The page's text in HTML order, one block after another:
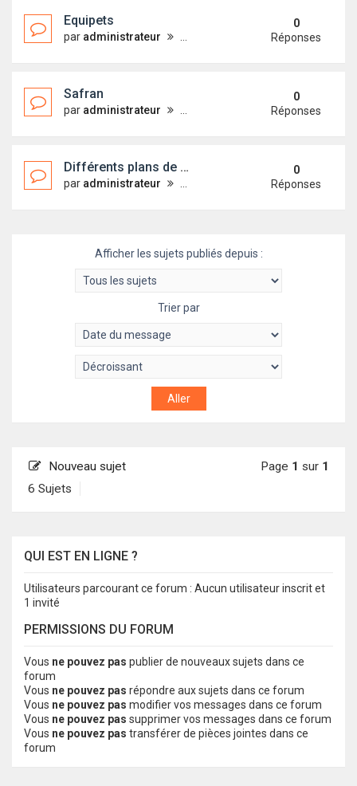
Equipets
par administrateur
0
Réponses
Safran
par administrateur
0
Réponses
Différents plans de bequilles d'échouage
par administrateur
0
Réponses
Afficher les sujets publiés depuis :
Trier par
Nouveau sujet
6 Sujets
Page 1 sur 1
QUI EST EN LIGNE ?
Utilisateurs parcourant ce forum : Aucun utilisateur inscrit et
1 invité
PERMISSIONS DU FORUM
Vous ne pouvez pas publier de nouveaux sujets dans ce
forum
Vous ne pouvez pas répondre aux sujets dans ce forum
Vous ne pouvez pas modifier vos messages dans ce forum
Vous ne pouvez pas supprimer vos messages dans ce forum
Vous ne pouvez pas transférer de pièces jointes dans ce
forum